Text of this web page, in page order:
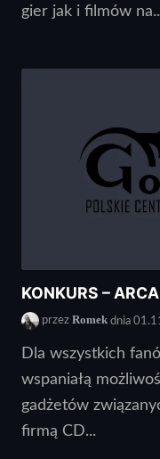
gier jak i filmów
KONKURS –
przez Romek dnia
Dla wszystkich
wspaniałą
gadżetów
firmą CD...